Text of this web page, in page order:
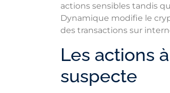
actions sensibles tandis
Dynamique modifie le
des transactions sur
Les actions
suspecte